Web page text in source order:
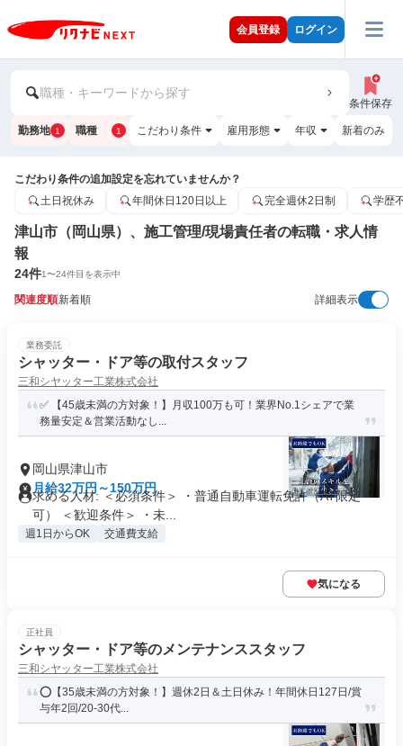
会員登録 ログイン
職種・キーワードから探す
条件保存
勤務地 1 職種 1 こだわり条件 雇用形態 年収 新着のみ
こだわり条件の追加設定を忘れていませんか？
土日祝休み
年間休日120日以上 完全週休2日制 学歴
津山市（岡山県）、施工管理/現場責任者の転職・求人情
報
24件1〜24件目を表示中
関連度順新着順 詳細表示
業務委託
シャッター・ドア等の取付スタッフ
三和シヤッター工業株式会社
✅ 【45歳未満の方対象！】月収100万も可！業界No.1シェアで業
務量安定＆営業活動なし...
岡山県津山市
月給32万円～150万円
求める人材: ＜必須条件＞ ・普通自動車運転免許（AT限定
可） ＜歓迎条件＞ ・未...
週1日からOK 交通費支給
気になる
正社員
シャッター・ドア等のメンテナンススタッフ
三和シヤッター工業株式会社
⭕️【35歳未満の方対象！】週休2日＆土日休み！年間休日127日/賞
与年2回/20-30代...